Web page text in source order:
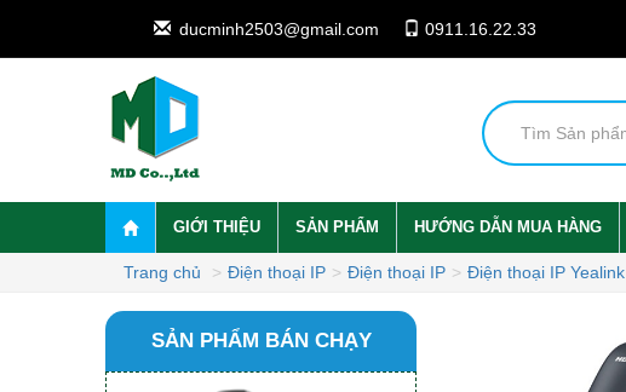
ducminh2503@gmail.com 0911.16.22.33
GIỚI THIỆU SẢN PHẨM HƯỚNG DẪN MUA HÀNG
Trang chủ Điện thoại IP Điện thoại IP Điện thoại IP Yealink
SẢN PHẨM BÁN CHẠY